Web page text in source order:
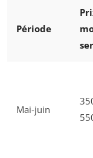
Période
Mai-juin